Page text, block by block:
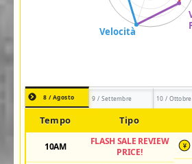
8 / Agosto 9 / Settembre 10 / Ottobre
Tempo Tipo
10AM
FLASH SALE REVIEW
PRICE!
¥